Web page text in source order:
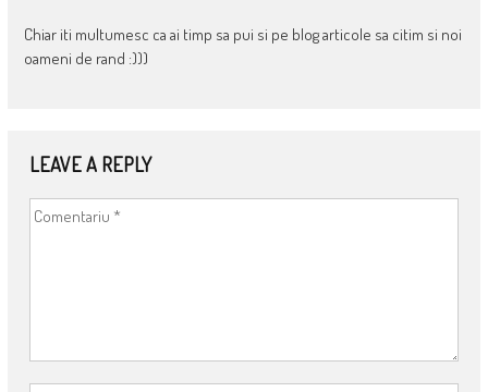
Chiar iti multumesc ca ai timp sa pui si pe blog articole sa citim si noi
oameni de rand :)))
LEAVE A REPLY